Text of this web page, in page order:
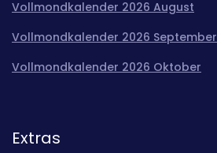
Vollmondkalender 2026 August
Vollmondkalender 2026 September
Vollmondkalender 2026 Oktober
Extras